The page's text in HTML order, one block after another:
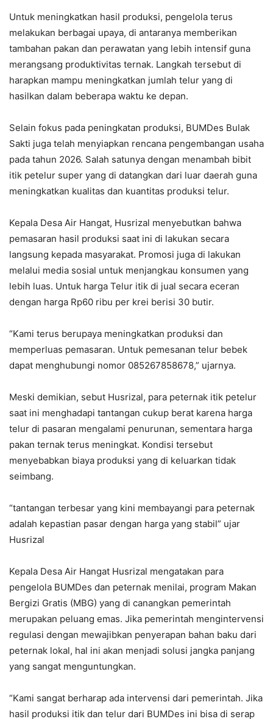
Untuk meningkatkan hasil produksi, pengelola terus
melakukan berbagai upaya, di antaranya memberikan
tambahan pakan dan perawatan yang lebih intensif guna
merangsang produktivitas ternak. Langkah tersebut di
harapkan mampu meningkatkan jumlah telur yang di
hasilkan dalam beberapa waktu ke depan.
Selain fokus pada peningkatan produksi, BUMDes Bulak
Sakti juga telah menyiapkan rencana pengembangan usaha
pada tahun 2026. Salah satunya dengan menambah bibit
itik petelur super yang di datangkan dari luar daerah guna
meningkatkan kualitas dan kuantitas produksi telur.
Kepala Desa Air Hangat, Husrizal menyebutkan bahwa
pemasaran hasil produksi saat ini di lakukan secara
langsung kepada masyarakat. Promosi juga di lakukan
melalui media sosial untuk menjangkau konsumen yang
lebih luas. Untuk harga Telur itik di jual secara eceran
dengan harga Rp60 ribu per krei berisi 30 butir.
“Kami terus berupaya meningkatkan produksi dan
memperluas pemasaran. Untuk pemesanan telur bebek
dapat menghubungi nomor 085267858678,” ujarnya.
Meski demikian, sebut Husrizal, para peternak itik petelur
saat ini menghadapi tantangan cukup berat karena harga
telur di pasaran mengalami penurunan, sementara harga
pakan ternak terus meningkat. Kondisi tersebut
menyebabkan biaya produksi yang di keluarkan tidak
seimbang.
“tantangan terbesar yang kini membayangi para peternak
adalah kepastian pasar dengan harga yang stabil” ujar
Husrizal
Kepala Desa Air Hangat Husrizal mengatakan para
pengelola BUMDes dan peternak menilai, program Makan
Bergizi Gratis (MBG) yang di canangkan pemerintah
merupakan peluang emas. Jika pemerintah mengintervensi
regulasi dengan mewajibkan penyerapan bahan baku dari
peternak lokal, hal ini akan menjadi solusi jangka panjang
yang sangat menguntungkan.
“Kami sangat berharap ada intervensi dari pemerintah. Jika
hasil produksi itik dan telur dari BUMDes ini bisa di serap